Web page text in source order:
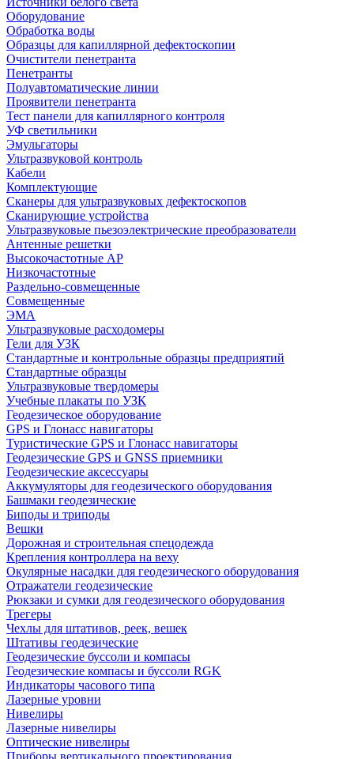
Оборудование
Обработка воды
Образцы для капиллярной дефектоскопии
Очистители пенетранта
Пенетранты
Полуавтоматические линии
Проявители пенетранта
Тест панели для капиллярного контроля
УФ светильники
Эмульгаторы
Ультразвуковой контроль
Кабели
Комплектующие
Сканеры для ультразвуковых дефектоскопов
Сканирующие устройства
Ультразвуковые пьезоэлектрические преобразователи
Антенные решетки
Высокочастотные АР
Низкочастотные
Раздельно-совмещенные
Совмещенные
ЭМА
Ультразвуковые расходомеры
Гели для УЗК
Стандартные и контрольные образцы предприятий
Стандартные образцы
Ультразвуковые твердомеры
Учебные плакаты по УЗК
Геодезическое оборудование
GPS и Глонасс навигаторы
Туристические GPS и Глонасс навигаторы
Геодезические GPS и GNSS приемники
Геодезические аксессуары
Аккумуляторы для геодезического оборудования
Башмаки геодезические
Биподы и триподы
Вешки
Дорожная и строительная спецодежда
Крепления контроллера на веху
Окулярные насадки для геодезического оборудования
Отражатели геодезические
Рюкзаки и сумки для геодезического оборудования
Трегеры
Чехлы для штативов, реек, вешек
Штативы геодезические
Геодезические буссоли и компасы
Геодезические компасы и буссоли RGK
Индикаторы часового типа
Лазерные уровни
Нивелиры
Лазерные нивелиры
Оптические нивелиры
Приборы вертикального проектирования